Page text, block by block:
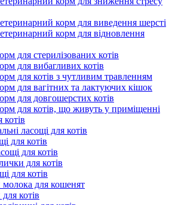
корм для виведення шерсті
корм для відновлення
для стерилізованих котів
для вибагливих котів
для котів з чутливим травленням
для вагітних та лактуючих кішок
для довгошерстих котів
для котів, що живуть у приміщенні
ласощі для котів
для котів
для котів
для котів
для котів
молока для кошенят
котів